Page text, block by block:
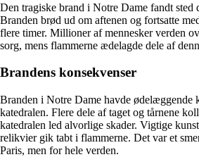
Den tragiske brand i Notre Dame fandt sted
Branden brød ud om aftenen og fortsatte
flere timer. Millioner af mennesker verden
sorg, mens flammerne ædelagde dele af
Brandens konsekvenser
Branden i Notre Dame havde ødelæggende
katedralen. Flere dele af taget og tårnene
katedralen led alvorlige skader. Vigtige
relikvier gik tabt i flammerne. Det var et
Paris, men for hele verden.